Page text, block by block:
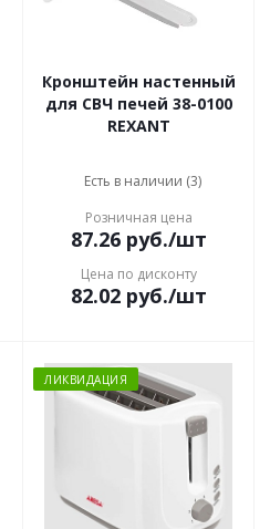
Кронштейн настенный
для СВЧ печей 38-0100
REXANT
Есть в наличии (3)
Розничная цена
87.26руб./шт
Цена по дисконту
82.02руб./шт
ЛИКВИДАЦИЯ